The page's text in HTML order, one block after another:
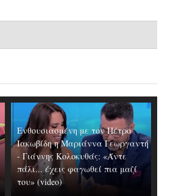
Ενθουσιασμένη με τον Πέτρο
Ιακωβίδη η Μαριάννα Γεωργαντή
- Γιάννης Κολοκυθάς: «Άντε
πάλι... έχεις φαγωθεί πια μαζί
του» (video)